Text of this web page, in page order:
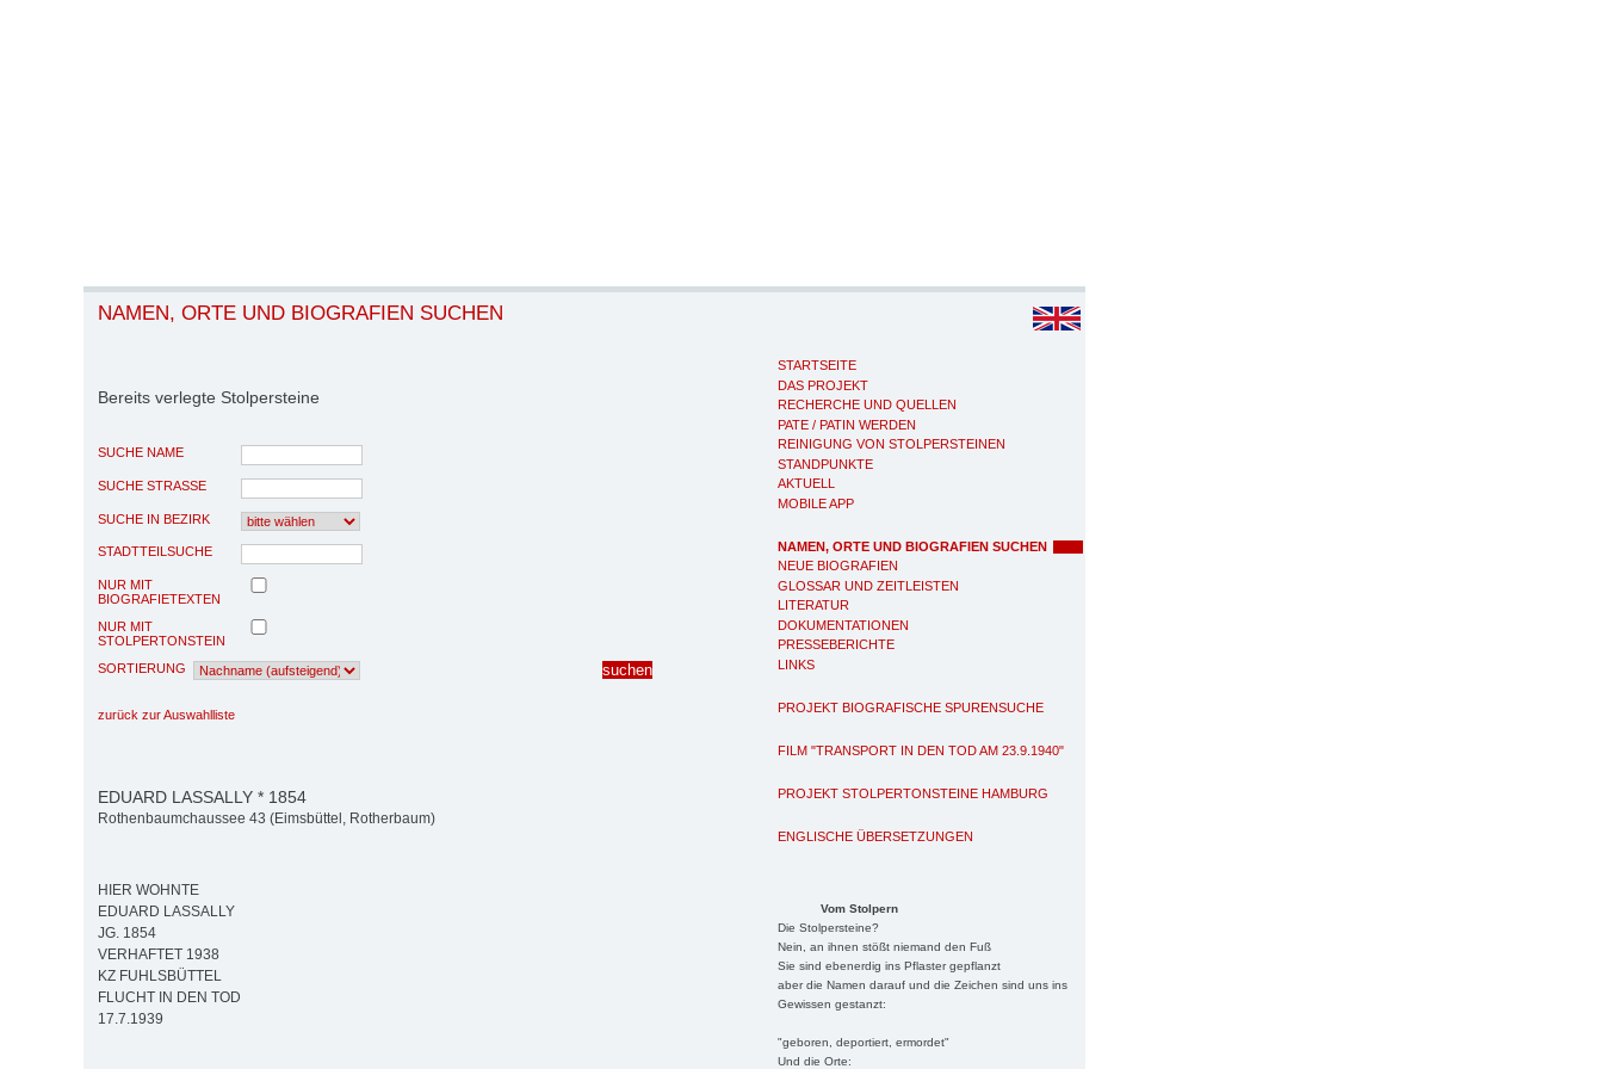
STARTSEITE
DAS PROJEKT
RECHERCHE UND QUELLEN
PATE / PATIN WERDEN
REINIGUNG VON STOLPERSTEINEN
STANDPUNKTE
AKTUELL
MOBILE APP
NAMEN, ORTE UND BIOGRAFIEN SUCHEN
NEUE BIOGRAFIEN
GLOSSAR UND ZEITLEISTEN
LITERATUR
DOKUMENTATIONEN
PRESSEBERICHTE
LINKS
PROJEKT BIOGRAFISCHE SPURENSUCHE
FILM "TRANSPORT IN DEN TOD AM 23.9.1940"
PROJEKT STOLPERTONSTEINE HAMBURG
ENGLISCHE ÜBERSETZUNGEN
Vom Stolpern
Die Stolpersteine?
Nein, an ihnen stößt niemand den Fuß
Sie sind ebenerdig ins Pflaster gepflanzt
aber die Namen darauf und die Zeichen sind uns ins
Gewissen gestanzt:
"geboren, deportiert, ermordet"
Und die Orte:
NAMEN, ORTE UND BIOGRAFIEN SUCHEN
Bereits verlegte Stolpersteine
SUCHE NAME
SUCHE STRASSE
SUCHE IN BEZIRK
STADTTEILSUCHE
NUR MIT
BIOGRAFIETEXTEN
NUR MIT
STOLPERTONSTEIN
SORTIERUNG
zurück zur Auswahlliste
EDUARD LASSALLY * 1854
Rothenbaumchaussee 43 (Eimsbüttel, Rotherbaum)
HIER WOHNTE
EDUARD LASSALLY
JG. 1854
VERHAFTET 1938
KZ FUHLSBÜTTEL
FLUCHT IN DEN TOD
17.7.1939